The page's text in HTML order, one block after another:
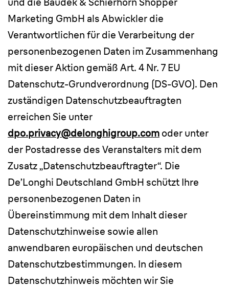
Marketing GmbH als Abwickler die
Verantwortlichen für die Verarbeitung der
personenbezogenen Daten im Zusammenhang
mit dieser Aktion gemäß Art. 4 Nr. 7 EU
Datenschutz-Grundverordnung (DS-GVO). Den
zuständigen Datenschutzbeauftragten
erreichen Sie unter
dpo.privacy@delonghigroup.com oder unter
der Postadresse des Veranstalters mit dem
Zusatz „Datenschutzbeauftragter“. Die
De’Longhi Deutschland GmbH schützt Ihre
personenbezogenen Daten in
Übereinstimmung mit dem Inhalt dieser
Datenschutzhinweise sowie allen
anwendbaren europäischen und deutschen
Datenschutzbestimmungen. In diesem
Datenschutzhinweis möchten wir Sie